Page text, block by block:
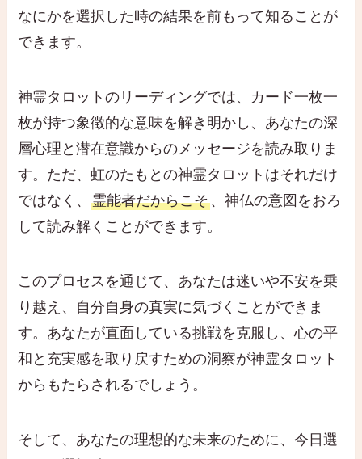
なにかを選択した時の結果を前もって知ることが
できます。
神霊タロットのリーディングでは、カード一枚一
枚が持つ象徴的な意味を解き明かし、あなたの深
層心理と潜在意識からのメッセージを読み取りま
す。ただ、虹のたもとの神霊タロットはそれだけ
ではなく、霊能者だからこそ、神仏の意図をおろ
して読み解くことができます。
このプロセスを通じて、あなたは迷いや不安を乗
り越え、自分自身の真実に気づくことができま
す。あなたが直面している挑戦を克服し、心の平
和と充実感を取り戻すための洞察が神霊タロット
からもたらされるでしょう。
そして、あなたの理想的な未来のために、今日選